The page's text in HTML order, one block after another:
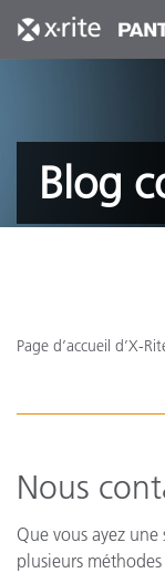
Blog
Page d’accueil d’X-
Nous
Que vous ayez
plusieurs